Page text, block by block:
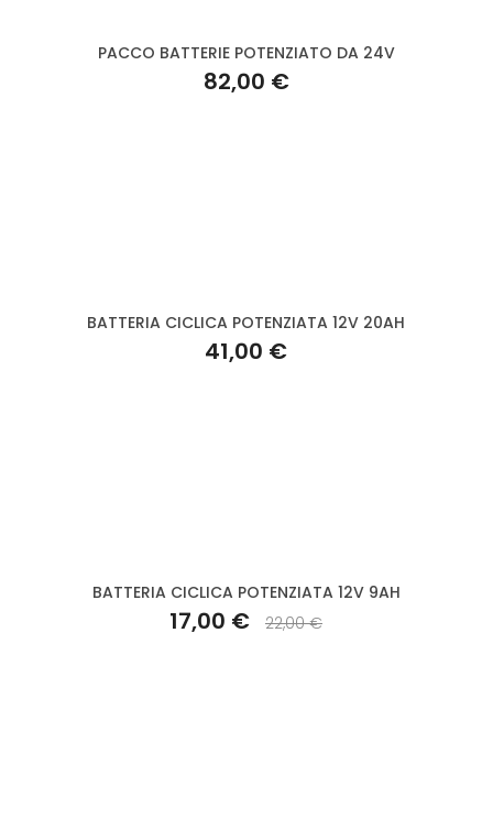
PACCO BATTERIE POTENZIATO DA 24V
82,00 €
BATTERIA CICLICA POTENZIATA 12V 20AH
41,00 €
BATTERIA CICLICA POTENZIATA 12V 9AH
17,00 € 22,00 €